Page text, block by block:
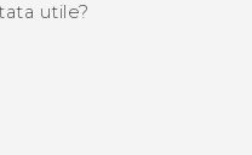
utile?